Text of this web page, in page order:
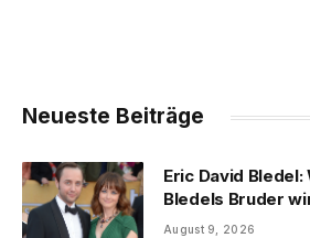
Neueste Beiträge
Eric David
Bledels Bruder
August 9, 2026